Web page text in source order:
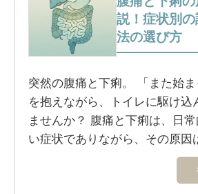
説！症状別
法の選び方
突然の腹痛と下痢。 「また始
を抱えながら、トイレに駆け込
ませんか？ 腹痛と下痢は、日
い症状でありながら、その原